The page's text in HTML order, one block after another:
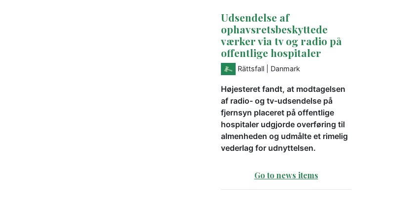
Udsendelse af
ophavsretsbeskyttede
værker via tv og radio på
offentlige hospitaler
Rättsfall | Danmark
Højesteret fandt, at modtagelsen
af radio- og tv-udsendelse på
fjernsyn placeret på offentlige
hospitaler udgjorde overføring til
almenheden og udmålte et rimelig
vederlag for udnyttelsen.
Go to news items